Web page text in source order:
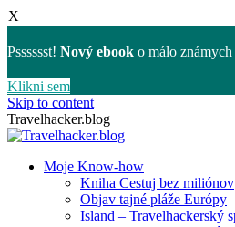
X
Psssssst! Nový ebook o málo
Klikni sem
Skip to content
Travelhacker.blog
Moje Know-how
Kniha Cestuj bez miliónov
Objav tajné pláže Európy
Island – Travelhackerský